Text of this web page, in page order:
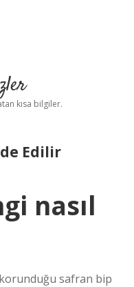
kısa bilgiler.
Edilir
nasıl
safran bip